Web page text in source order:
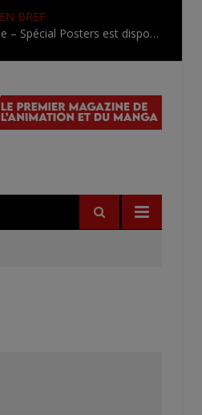
EN BREF
L’AnimeLand Hors-Série – Spécial Posters est disponible !